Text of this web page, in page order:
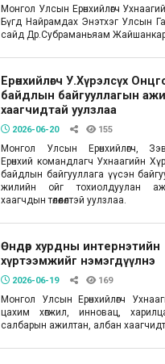
Монгол Улсын Ерөнхийлөгч
Бүгд Найрамдах Энэтхэг Улсын
сайд Др.Субраманьяам
Ерөнхийлөгч У.Хүрэлсүх
байдлын байгууллагын
хаагчидтай уулзлаа
2026-06-20 155
Монгол Улсын Ерөнхийлөгч,
Ерөнхий командлагч Ухнаагийн
байдлын байгууллага үүсэн
жилийн ойг тохиолдуулан
хаагчдын төлөөлөлтэй уулзлаа.
Өндөр хурдны интернэтийн
хүртээмжийг нэмэгдүүлнэ
2026-06-19 169
Монгол Улсын Ерөнхийлөгч
цахим хөгжил, инновац,
салбарын ажилтан, албан